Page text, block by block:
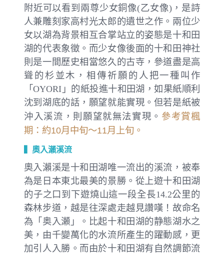
附近可以看到兩尊少女銅像(乙女像)，是詩
人兼雕刻家高村光太郎的遺世之作。兩位少
女以湖為背景相互合掌站立的姿態是十和田
湖的代表象徵。而少女像後面的十和田神社
則是一間歷史相當悠久的古寺，參道盡是高
聳的杉並木，相傳祈願的人把一種叫作
「OYORI」的紙投進十和田湖，如果紙順利
沈到湖底的話，願望就能實現。但若是紙被
沖入溪流，則願望就無法實現。 參考賞楓
期：約10月中旬～11月上旬。
▍奧入瀨溪流
奧入瀨溪是十和田湖唯一流出的溪流，被奉
為是日本東北最美的景勝。從上遊十和田湖
的子之口到下遊燒山這一段全長14.2公里的
森林步道，越是往深處走越見讚嘆！故命名
為「奥入瀬」。比起十和田湖的静態湖水之
美，由千變萬化的水流所產生的躍動感，更
加引人入勝。而由於十和田湖有自然調節流